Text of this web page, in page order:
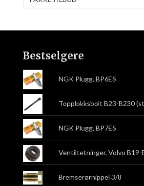
Bestselgere
NGK Plugg, BP6ES
Topplokksbolt B23-B230
NGK Plugg, BP7ES
Ventiltetninger, Volvo B19-
Bremserørnippel 3/8